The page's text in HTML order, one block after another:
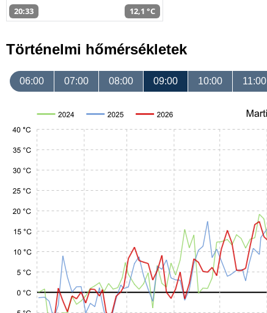
20:33 12,1 °C
Történelmi hőmérsékletek
06:00 07:00 08:00 09:00 10:00 11:00